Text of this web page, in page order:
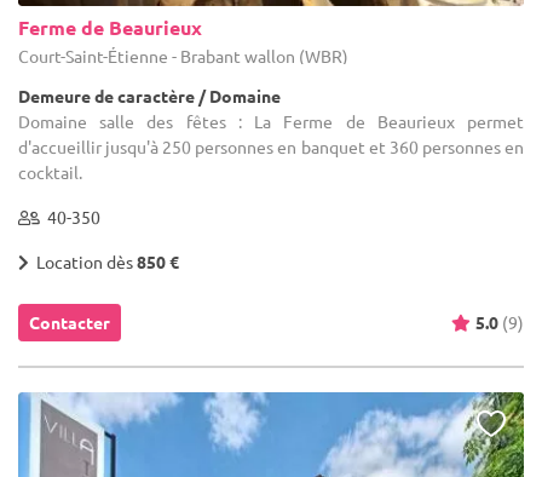
Ferme de Beaurieux
Court-Saint-Étienne - Brabant wallon (WBR)
Demeure de caractère / Domaine
Domaine salle des fêtes : La Ferme de Beaurieux permet
d'accueillir jusqu'à 250 personnes en banquet et 360 personnes en
cocktail.
40-350
Location dès850 €
Contacter 5.0 (9)